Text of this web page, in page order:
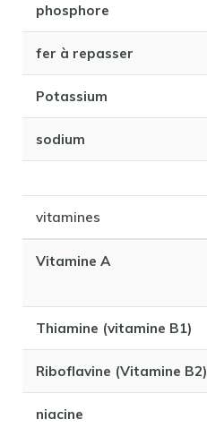
phosphore
fer à repasser
Potassium
sodium
vitamines
Vitamine A
Thiamine (vitamine B1)
Riboflavine (Vitamine B2)
niacine